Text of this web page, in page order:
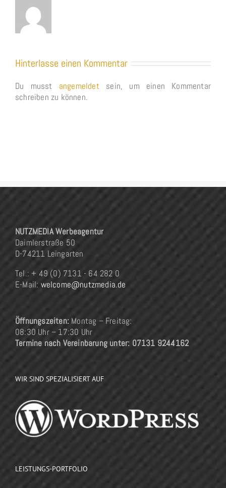
Hinterlasse einen Kommentar
Du musst angemeldet sein, um einen Kommentar
schreiben zu können.
NUTZMEDIA Werbeagentur
Daimlerstraße 50
D-74211 Leingarten
Tel.: + 49 (0) 7131 - 64 282 0
E-Mail: welcome@nutzmedia.de
Öffnungszeiten: Montag – Freitag:
08:30 Uhr – 17:30 Uhr
Termine nach Vereinbarung unter: 07131 9244162
WIR SIND SPEZIALISIERT AUF
LEISTUNGS-PORTFOLIO